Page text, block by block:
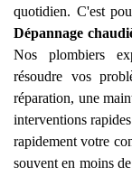
quotidien. C'est
Dépannage
Nos plombiers
résoudre vos
réparation, une
interventions
rapidement votre
souvent en moins